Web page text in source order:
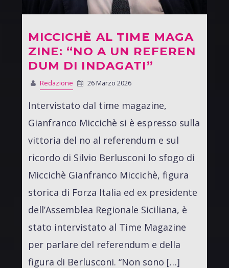
MICCICHÈ AL TIME MAGA
ZINE: “NO A UN REFEREN
DUM DI INDAGATI”
Redazione 26 Marzo 2026
Intervistato dal time magazine,
Gianfranco Miccichè si è espresso sulla
vittoria del no al referendum e sul
ricordo di Silvio Berlusconi lo sfogo di
Miccichè Gianfranco Miccichè, figura
storica di Forza Italia ed ex presidente
dell’Assemblea Regionale Siciliana, è
stato intervistato al Time Magazine
per parlare del referendum e della
figura di Berlusconi. “Non sono […]